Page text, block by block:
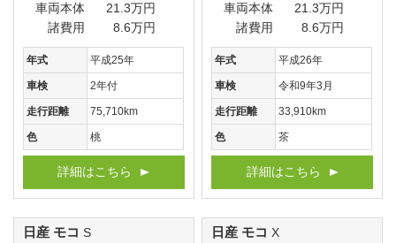
車両本体
21.3万円
諸費用
8.6万円
年式 平成25年
車検 2年付
走行距離 75,710km
色 桃
詳細はこちら
車両本体
21.3万円
諸費用
8.6万円
年式 平成26年
車検 令和9年3月
走行距離 33,910km
色 茶
詳細はこちら
日産 モコ S 日産 モコ X